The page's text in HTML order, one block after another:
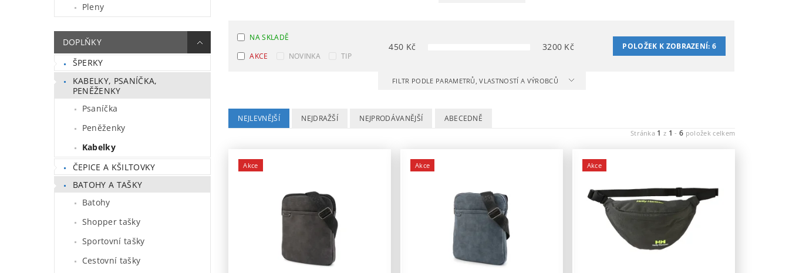
Pleny
DOPLŇKY
ŠPERKY
KABELKY, PSANÍČKA,
PENĚŽENKY
Psaníčka
Peněženky
Kabelky
ČEPICE A KŠILTOVKY
BATOHY A TAŠKY
Batohy
Shopper tašky
Sportovní tašky
Cestovní tašky
NA SKLADĚ
AKCE
NOVINKA TIP
450 Kč 3200 Kč POLOŽEK K ZOBRAZENÍ:6
FILTR PODLE PARAMETRŮ, VLASTNOSTÍ A VÝROBCŮ
NEJLEVNĚJŠÍ NEJDRAŽŠÍ NEJPRODÁVANĚJŠÍ ABECEDNĚ
Stránka 1 z 1 -6 položek celkem
Akce Akce Akce